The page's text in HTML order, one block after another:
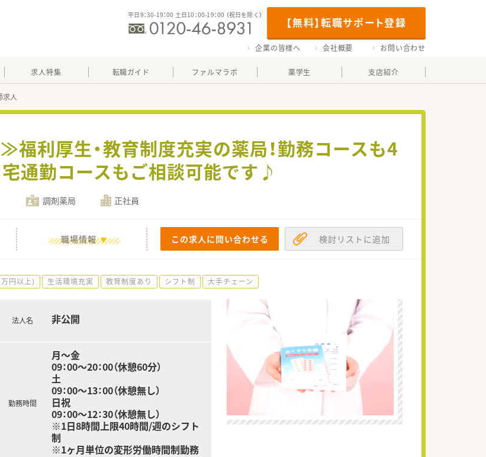
【無料】転職サポート登録
平日9：30-19：00 土日10：00-19：00 （祝日を除く）
企業の皆様へ 会社概要 お問い合わせ
求人特集 転職ガイド ファルマラボ 薬学生 支店紹介
求人
福利厚生・教育制度充実の薬局！勤務コースも4
宅通勤コースもご相談可能です♪
調剤薬局 正社員
職場情報 この求人に問い合わせる 検討リストに追加
円以上) 生活環境充実 教育制度あり シフト制 大手チェーン
法人名 非公開
勤務時間
月～金
09：00～20：00（休憩60分）
土
09：00～13：00（休憩無し）
日祝
09：00～12：30（休憩無し）
※1日8時間上限40時間/週のシフト
制
※1ヶ月単位の変形労働時間制勤務